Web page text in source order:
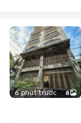
6 phút trước 8